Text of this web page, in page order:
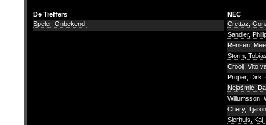
De Treffers
NEC
Speler, Onbekend
Crettaz,
Sandler,
Rensen,
Storm,
Crooij, Vito
Proper, Dirk
Nejašmić,
Willumsson,
Chery,
Sierhuis, Kaj